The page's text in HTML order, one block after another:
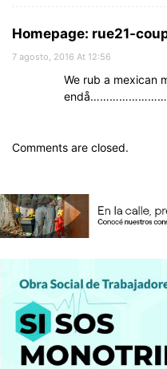
Homepage: rue21-
7 agosto, 2016 At 12:56
We rub a mexican
Comments are closed.